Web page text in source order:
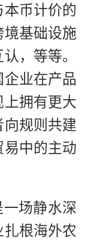
本币计价的
基础设施
，等等。
业在产品
拥有更大
规则共建
中的主动
一场静水深
根海外农